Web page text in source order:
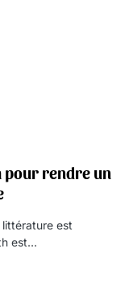
pour rendre un
littérature est
est…